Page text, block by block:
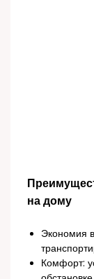
на дому
Экономия
Комфорт: